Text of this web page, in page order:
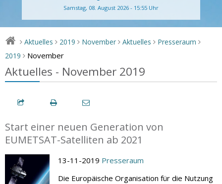
Samstag, 08. August 2026 - 15:55 Uhr
> Aktuelles > 2019 > November > Aktuelles > Presseraum >
2019 > November
Aktuelles - November 2019
Start einer neuen Generation von
EUMETSAT-Satelliten ab 2021
13-11-2019 Presseraum
Die Europäische Organisation für die Nutzung